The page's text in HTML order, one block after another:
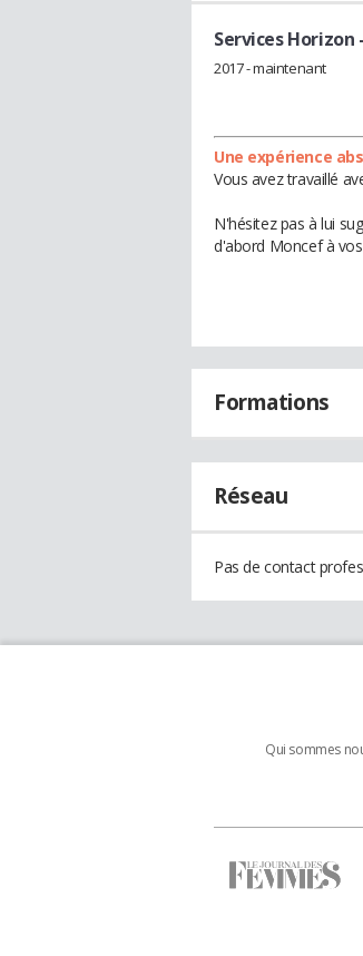
Services Horizon
2017 - maintenant
Une expérience
Vous avez travaillé
N'hésitez pas à lui
d'abord Moncef à
Formations
Réseau
Pas de contact
Qui sommes